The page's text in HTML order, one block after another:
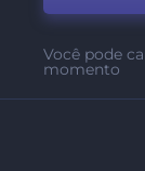
Você pode
momento